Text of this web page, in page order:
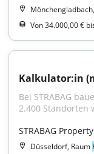
Von 34.000,00 €
Kalkulator:in
Bei STRABAG
2.400 Standorten
STRABAG
Düsseldorf, Raum